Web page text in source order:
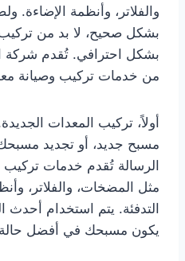
والفلاتر، وأنظمة الإضاءة.
بشكل صحيح، لا بد من تركيب
بشكل احترافي. تُقدم شركة
من خدمات تركيب وصيانة
أولاً، تركيب المعدات
مسبح جديد، أو تجديد
الرسالة تُقدم خدمات
مثل المضخات، والفلاتر،
التدفئة. يتم استخدام
يكون مسبحك في أفضل